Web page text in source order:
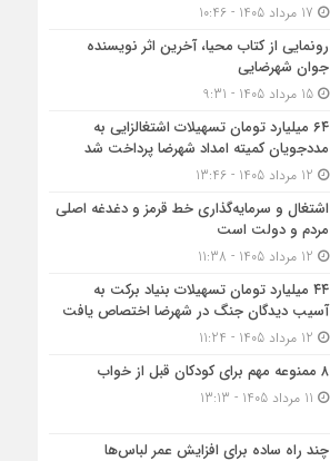
رونمایی از کتاب محیا، آخرین اثر نویسنده
جوان شهرضایی
15 مرداد 1405 - 9:31
۶۴ میلیارد تومان تسهیلات اشتغالزایی به
مددجویان کمیته امداد شهرضا پرداخت شد
اشتغال و سرمایه‌گذاری خط قرمز و دغدغه اصلی
مردم و دولت است
۴۴ میلیارد تومان تسهیلات بنیاد برکت به
آسیب دیدگان جنگ در شهرضا اختصاص یافت
۸ ممنوعه مهم برای کودکان قبل از خواب
چند راه ساده برای افزایش عمر لباس‌ها